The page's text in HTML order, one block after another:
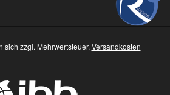
sich zzgl. Mehrwertsteuer, Versandkosten